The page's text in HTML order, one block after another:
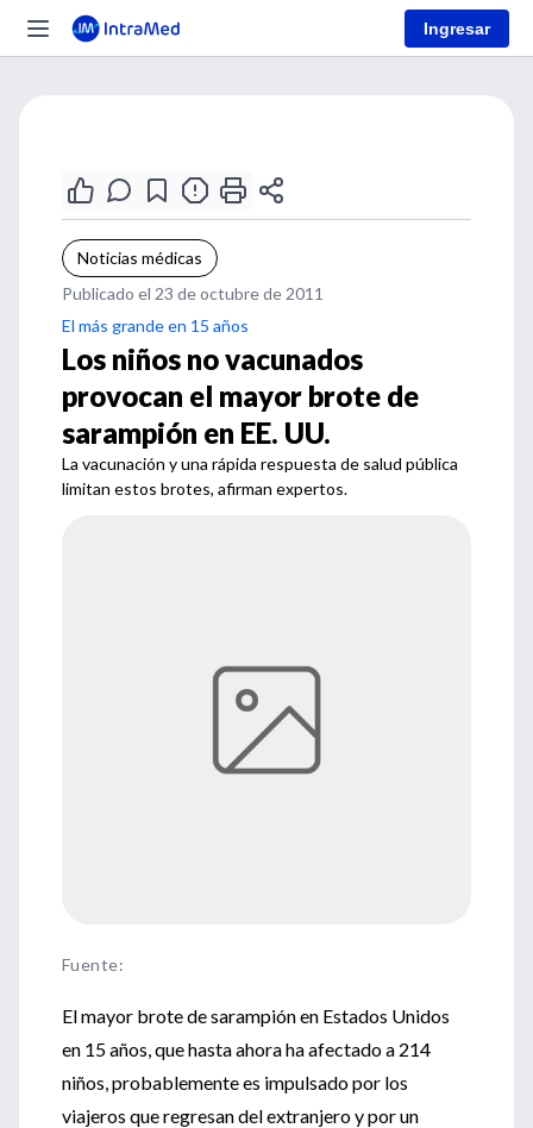
Ingresar
Noticias médicas
Publicado el 23 de octubre de 2011
El más grande en 15 años
Los niños no vacunados
provocan el mayor brote de
sarampión en EE. UU.
La vacunación y una rápida respuesta de salud pública
limitan estos brotes, afirman expertos.
Fuente:
El mayor brote de sarampión en Estados Unidos
en 15 años, que hasta ahora ha afectado a 214
niños, probablemente es impulsado por los
viajeros que regresan del extranjero y por un